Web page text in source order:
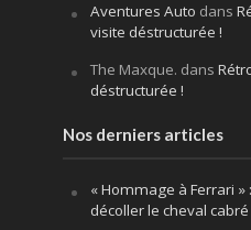
Aventures Auto dans
visite déstructurée !
The Maxque. dans
déstructurée !
Nos derniers articles
« Hommage à Ferrari »
décoller le cheval cabré